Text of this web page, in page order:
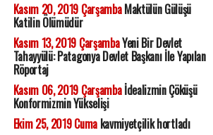
Kasım 20, 2019 ÇarşambaMaktülün Gülüşü
Katilin Ölümüdür
Kasım 13, 2019 ÇarşambaYeni Bir Devlet
Tahayyülü: Patagonya Devlet Başkanı İle Yapılan
Röportaj
Kasım 06, 2019 Çarşambaİdealizmin Çöküşü
Konformizmin Yükselişi
Ekim 25, 2019 Cumakavmiyetçilik hortladı